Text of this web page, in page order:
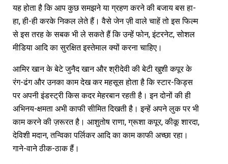
यह होता है कि आप कुछ समझने या ग्रहण करने की बजाय बस हा-
हा, ही-ही करके निकल लेते हैं। वैसे जेन ज़ी वाले चाहें तो इस फिल्म
से इस तरह के सबक भी ले सकते हैं कि उन्हें फोन, इंटरनेट, सोशल
मीडिया आदि का सुरक्षित इस्तेमाल क्यों करना चाहिए।
आमिर खान के बेटे जुनैद खान और श्रीदेवी की बेटी खुशी कपूर के
रंग-ढंग और उनका काम देख कर महसूस होता है कि स्टार-किड्स
पर अपनी इंडस्ट्री किस कदर मेहरबान रहती है। इन दोनों की ही
अभिनय-क्षमता अभी काफी सीमित दिखती है। इन्हें अपने लुक पर भी
काम करने की ज़रूरत है। आशुतोष राणा, ग्रूशा कपूर, कीकू शारदा,
देविशी मदान, तन्विका पर्लिकर आदि का काम काफी अच्छा रहा।
गाने-वाने ठीक-ठाक हैं।